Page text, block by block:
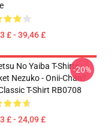
£ - 39,46 £
No Yaiba T-Shirts -
Nezuko - Onii-Chan?
T-Shirt RB0708
£ - 24,09 £
-20%